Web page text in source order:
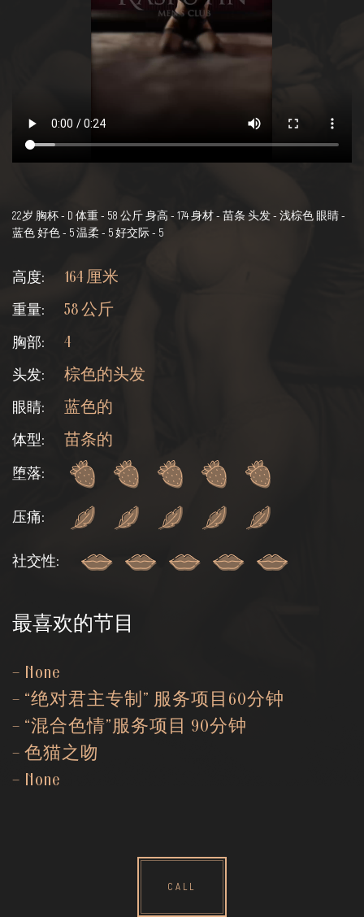
22岁 胸杯 - D 体重 - 58 公斤 身高 - 174 身材 - 苗条 头发 - 浅棕色 眼睛 -
蓝色 好色 - 5 温柔 - 5 好交际 - 5
高度: 164 厘米
重量: 58 公斤
胸部: 4
头发: 棕色的头发
眼睛: 蓝色的
体型: 苗条的
堕落:
压痛:
社交性:
最喜欢的节目
– None
– “绝对君主专制” 服务项目60分钟
– “混合色情”服务项目 90分钟
– 色猫之吻
– None
CALL